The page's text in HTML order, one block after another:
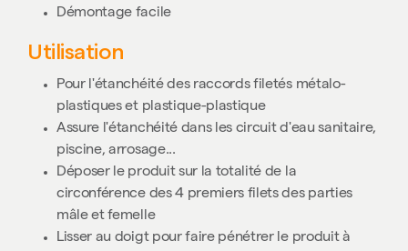
Démontage facile
Utilisation
Pour l'étanchéité des raccords filetés métalo-
plastiques et plastique-plastique
Assure l'étanchéité dans les circuit d'eau sanitaire,
piscine, arrosage...
Déposer le produit sur la totalité de la
circonférence des 4 premiers filets des parties
mâle et femelle
Lisser au doigt pour faire pénétrer le produit à